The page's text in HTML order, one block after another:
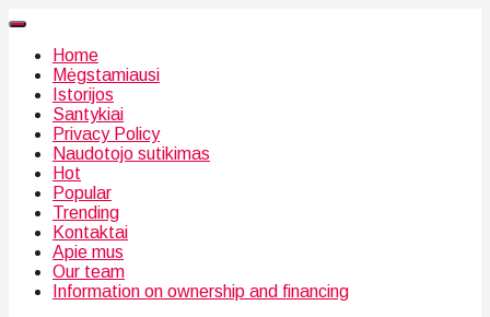
Home
Mėgstamiausi
Istorijos
Santykiai
Privacy Policy
Naudotojo sutikimas
Hot
Popular
Trending
Kontaktai
Apie mus
Our team
Information on ownership and financing